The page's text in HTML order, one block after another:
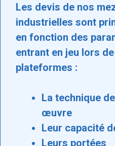
Les devis de nos
industrielles sont
en fonction des
entrant en jeu lors
plateformes :
La technique
œuvre
Leur capacité
Leurs portées